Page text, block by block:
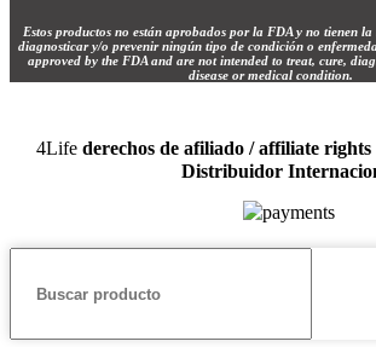
Estos productos no están aprobados por la FDA y no tienen
diagnosticar y/o prevenir ningún tipo de condición o
approved by the FDA and are not intended to treat, cure,
disease or medical condition.
4Life derechos de afiliado / affiliate rights
Distribuidor